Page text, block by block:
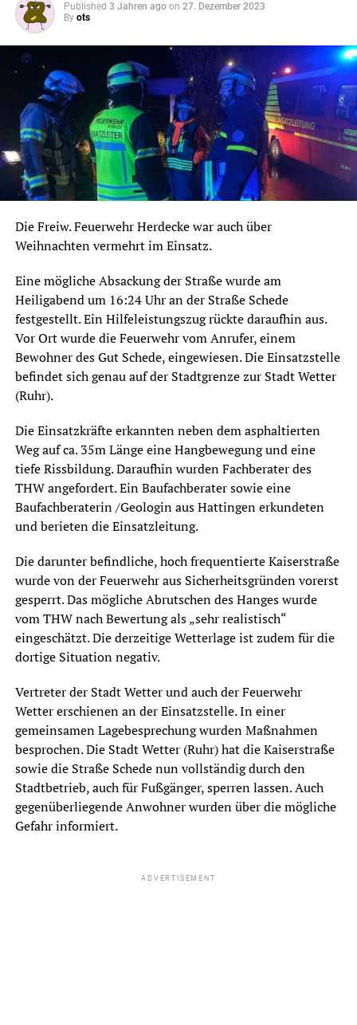
Published 3 Jahren ago on 27. Dezember 2023
By ots
Die Freiw. Feuerwehr Herdecke war auch über
Weihnachten vermehrt im Einsatz.
Eine mögliche Absackung der Straße wurde am
Heiligabend um 16:24 Uhr an der Straße Schede
festgestellt. Ein Hilfeleistungszug rückte daraufhin aus.
Vor Ort wurde die Feuerwehr vom Anrufer, einem
Bewohner des Gut Schede, eingewiesen. Die Einsatzstelle
befindet sich genau auf der Stadtgrenze zur Stadt Wetter
(Ruhr).
Die Einsatzkräfte erkannten neben dem asphaltierten
Weg auf ca. 35m Länge eine Hangbewegung und eine
tiefe Rissbildung. Daraufhin wurden Fachberater des
THW angefordert. Ein Baufachberater sowie eine
Baufachberaterin /Geologin aus Hattingen erkundeten
und berieten die Einsatzleitung.
Die darunter befindliche, hoch frequentierte Kaiserstraße
wurde von der Feuerwehr aus Sicherheitsgründen vorerst
gesperrt. Das mögliche Abrutschen des Hanges wurde
vom THW nach Bewertung als „sehr realistisch“
eingeschätzt. Die derzeitige Wetterlage ist zudem für die
dortige Situation negativ.
Vertreter der Stadt Wetter und auch der Feuerwehr
Wetter erschienen an der Einsatzstelle. In einer
gemeinsamen Lagebesprechung wurden Maßnahmen
besprochen. Die Stadt Wetter (Ruhr) hat die Kaiserstraße
sowie die Straße Schede nun vollständig durch den
Stadtbetrieb, auch für Fußgänger, sperren lassen. Auch
gegenüberliegende Anwohner wurden über die mögliche
Gefahr informiert.
ADVERTISEMENT